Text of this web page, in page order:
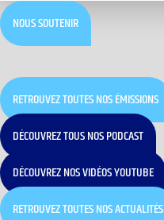
NOUS SOUTENIR
RETROUVEZ TOUTES NOS ÉMISSIONS
DÉCOUVREZ TOUS NOS PODCAST
DÉCOUVREZ NOS VIDÉOS YOUTUBE
RETROUVEZ TOUTES NOS ACTUALITÉS